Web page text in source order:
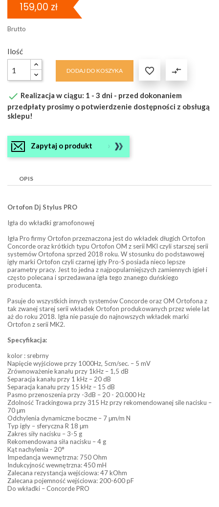
159,00 zł
Brutto
Ilość
DODAJ DO KOSZYKA  compare_arrows
 Realizacja w ciągu: 1 - 3 dni - przed dokonaniem
przedpłaty prosimy o potwierdzenie dostępności z obsługą
sklepu!
Zapytaj o produkt
OPIS
Ortofon Dj Stylus PRO
Igła do wkładki gramofonowej
Igła Pro firmy Ortofon przeznaczona jest do wkładek długich Ortofon
Concorde oraz krótkich typu Ortofon OM z serii MKI czyli starszej serii
systemów Ortofona sprzed 2018 roku. W stosunku do podstawowej
igły marki Ortofon czyli czarnej igły Pro-S posiada nieco lepsze
parametry pracy. Jest to jedna z najpopularniejszych zamiennych igieł i
często polecana i sprzedawana igła tego znanego duńskiego
producenta.
Pasuje do wszystkich innych systemów Concorde oraz OM Ortofona z
tak zwanej starej serii wkładek Ortofon produkowanych przez wiele lat
aż do roku 2018. Igła nie pasuje do najnowszych wkładek marki
Ortofon z serii MK2.
Specyfikacja:
kolor : srebrny
Napięcie wyjściowe przy 1000Hz, 5cm/sec. – 5 mV
Zrównoważenie kanału przy 1kHz – 1,5 dB
Separacja kanału przy 1 kHz – 20 dB
Separacja kanału przy 15 kHz – 15 dB
Pasmo przenoszenia przy -3dB – 20 - 20.000 Hz
Zdolność Trackingowa przy 315 Hz przy rekomendowanej sile nacisku –
70 μm
Odchylenia dynamiczne boczne – 7 μm/m N
Typ igły – sferyczna R 18 μm
Zakres siły nacisku – 3-5 g
Rekomendowana siła nacisku – 4 g
Kąt nachylenia - 20°
Impedancja wewnętrzna: 750 Ohm
Indukcyjność wewnętrzna: 450 mH
Zalecana rezystancja wejściowa: 47 kOhm
Zalecana pojemność wejściowa: 200-600 pF
Do wkładki – Concorde PRO